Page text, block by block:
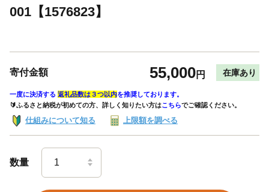
001【1576823】
寄付金額 55,000円 在庫あり
一度に決済する 返礼品数は３つ以内を推奨しております。
🔰ふるさと納税が初めての方、詳しく知りたい方はこちらでご確認ください。
仕組みについて知る 上限額を調べる
数量